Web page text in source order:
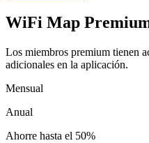
WiFi Map
Los miembros premium tienen
adicionales en la aplicación.
Mensual
Anual
Ahorre hasta el 50%